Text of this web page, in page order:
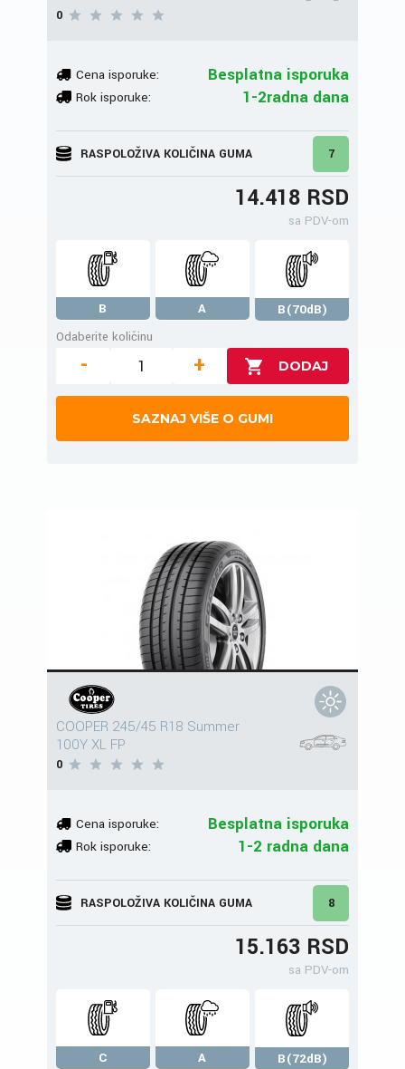
0
Cena isporuke: Besplatna isporuka
Rok isporuke: 1-2radna dana
RASPOLOŽIVA KOLIČINA GUMA 7
14.418 RSD
sa PDV-om
B A
B(70dB)
Odaberite količinu
- +
SAZNAJ VIŠE O GUMI
COOPER 245/45 R18 Summer
100Y XL FP
0
Cena isporuke: Besplatna isporuka
Rok isporuke: 1-2 radna dana
RASPOLOŽIVA KOLIČINA GUMA 8
15.163 RSD
sa PDV-om
C A
B(72dB)